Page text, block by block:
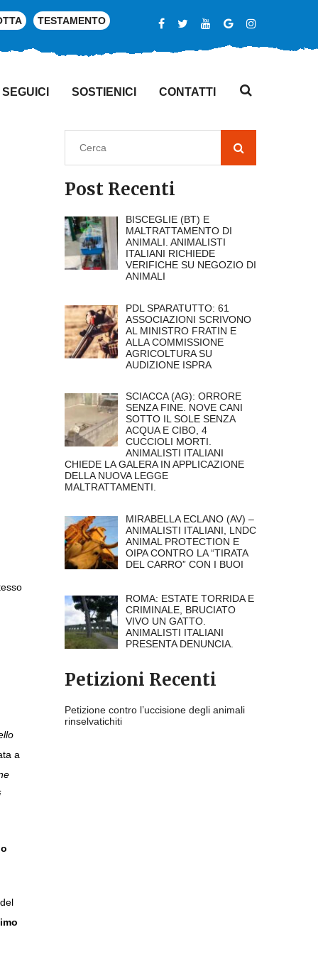
TESTAMENTO
SEGUICI SOSTIENICI CONTATTI
a
Post Recenti
BISCEGLIE (BT) E
MALTRATTAMENTO DI
ANIMALI. ANIMALISTI
ITALIANI RICHIEDE
VERIFICHE SU NEGOZIO DI
ANIMALI
PDL SPARATUTTO: 61
ASSOCIAZIONI SCRIVONO
AL MINISTRO FRATIN E
ALLA COMMISSIONE
AGRICOLTURA SU
AUDIZIONE ISPRA
SCIACCA (AG): ORRORE
SENZA FINE. NOVE CANI
SOTTO IL SOLE SENZA
ACQUA E CIBO, 4
CUCCIOLI MORTI.
ANIMALISTI ITALIANI
CHIEDE LA GALERA IN APPLICAZIONE
DELLA NUOVA LEGGE
MALTRATTAMENTI.
MIRABELLA ECLANO (AV) –
ANIMALISTI ITALIANI, LNDC
ANIMAL PROTECTION E
OIPA CONTRO LA “TIRATA
DEL CARRO” CON I BUOI
ROMA: ESTATE TORRIDA E
CRIMINALE, BRUCIATO
VIVO UN GATTO.
ANIMALISTI ITALIANI
PRESENTA DENUNCIA.
Petizioni Recenti
Petizione contro l’uccisione degli animali
rinselvatichiti